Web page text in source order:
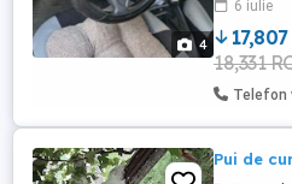
4
6 iulie
18,331
Telefon
Pui de